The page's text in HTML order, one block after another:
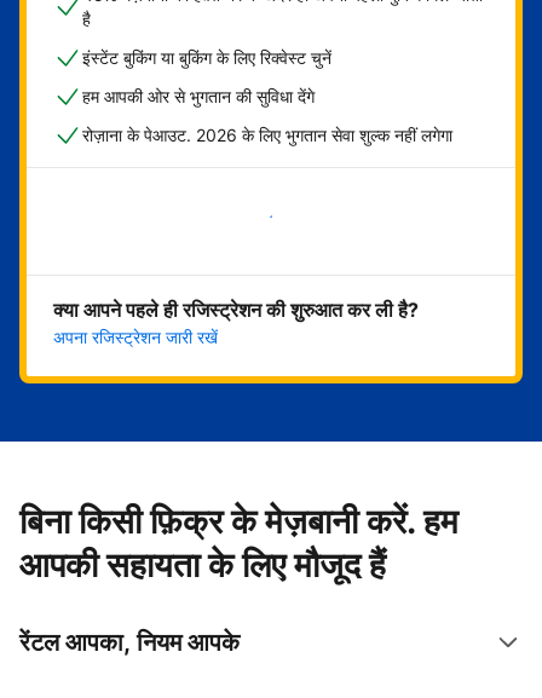
है
इंस्टेंट बुकिंग या बुकिंग के लिए रिक्वेस्ट चुनें
हम आपकी ओर से भुगतान की सुविधा देंगे
रोज़ाना के पेआउट. 2026 के लिए भुगतान सेवा शुल्क नहीं लगेगा
अभी शुरू करें
क्या आपने पहले ही रजिस्ट्रेशन की शुरुआत कर ली है?
अपना रजिस्ट्रेशन जारी रखें
बिना किसी फ़िक्र के मेज़बानी करें. हम
आपकी सहायता के लिए मौजूद हैं
रेंटल आपका, नियम आपके